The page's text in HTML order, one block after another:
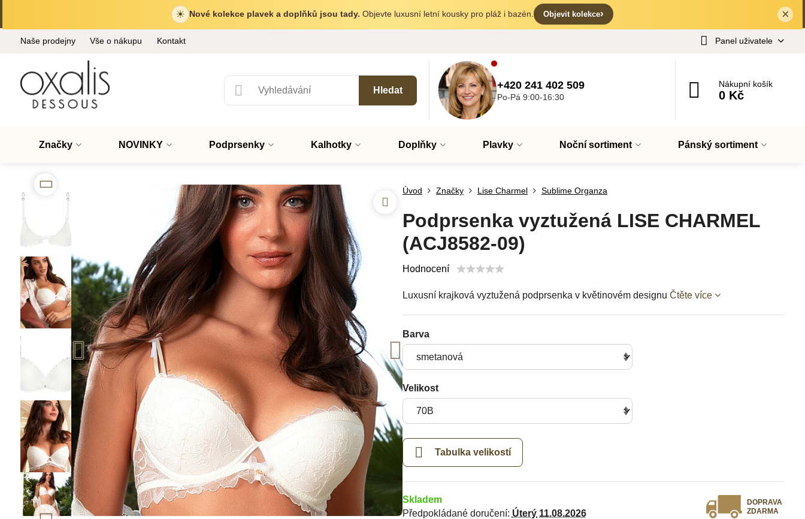
✕×
☀ Nové kolekce plavek a doplňků jsou tady. Objevte luxusní letní kousky pro pláž i bazén. Objevit kolekce›
Naše prodejny Vše o nákupu Kontakt Panel uživatele
Hledat +420 241 402 509
Po-Pá 9:00-16:30
Nákupní košík
0 Kč
Značky NOVINKY Podprsenky Kalhotky Doplňky Plavky Noční sortiment Pánský sortiment
Úvod Značky Lise Charmel Sublime Organza
Podprsenka vyztužená LISE CHARMEL
(ACJ8582-09)
Hodnocení
Luxusní krajková vyztužená podprsenka v květinovém designu Čtěte více
Barva
Velikost
Tabulka velikostí
Skladem
Předpokládané doručení: Úterý11.08.2026
DOPRAVA
ZDARMA